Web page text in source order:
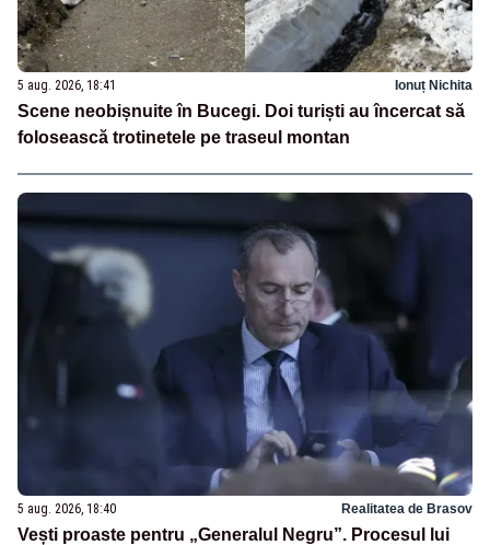
5 aug. 2026, 18:41 Ionuț Nichita
Scene neobișnuite în Bucegi. Doi turiști au încercat să
folosească trotinetele pe traseul montan
5 aug. 2026, 18:40 Realitatea de Brasov
Vești proaste pentru „Generalul Negru”. Procesul lui